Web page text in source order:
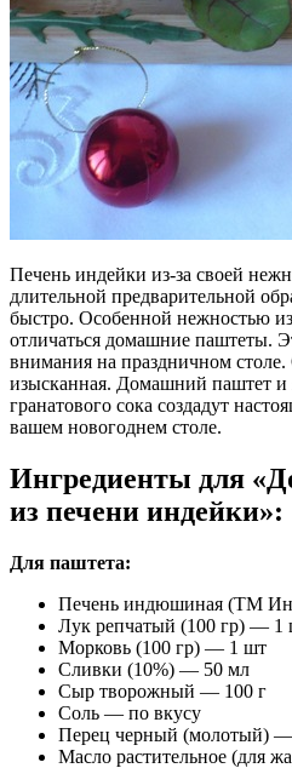
Печень индейки из-за своей
длительной предварительной
быстро. Особенной нежностью из
отличаться домашние паштеты.
внимания на праздничном
изысканная. Домашний паштет и
гранатового сока создадут
вашем новогоднем столе.
Ингредиенты для
из печени индейки»:
Для паштета:
Печень индюшиная (ТМ
Лук репчатый (100 гр) — 1
Морковь (100 гр) — 1 шт
Сливки (10%) — 50 мл
Сыр творожный — 100 г
Соль — по вкусу
Перец черный (молотый) —
Масло растительное (для